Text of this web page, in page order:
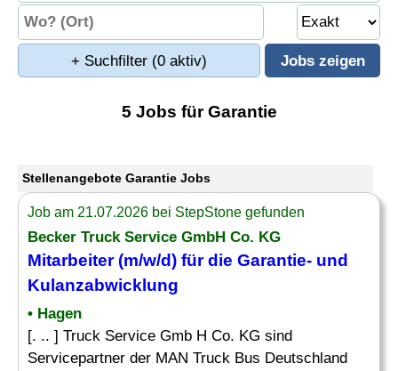
+ Suchfilter (0 aktiv)
5 Jobs für Garantie
Stellenangebote Garantie Jobs
Job am 21.07.2026 bei StepStone gefunden
Becker Truck Service GmbH Co. KG
Mitarbeiter (m/w/d) für die Garantie- und
Kulanzabwicklung
• Hagen
[. .. ] Truck Service Gmb H Co. KG sind
Servicepartner der MAN Truck Bus Deutschland